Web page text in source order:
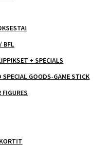
BFL
+ SPECIALS
GOODS-GAME STICK